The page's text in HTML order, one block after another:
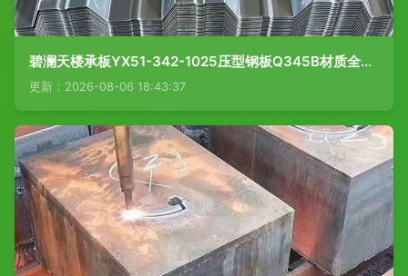
碧澜天楼承板YX51-342-1025压型钢板Q345B材质全解析
更新：2026-08-06 18:43:37